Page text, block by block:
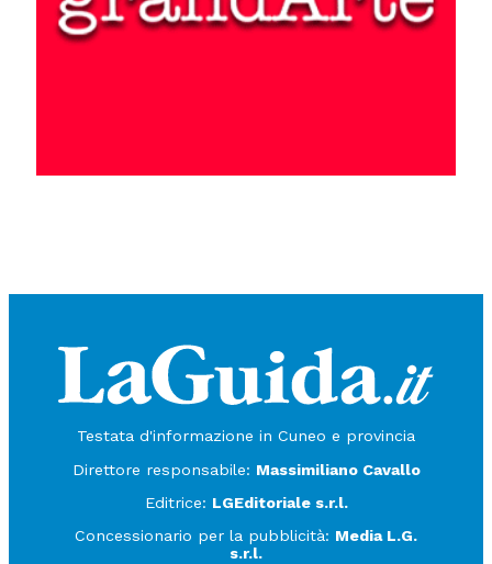
Testata d'informazione in Cuneo e provincia
Direttore responsabile: Massimiliano Cavallo
Editrice: LGEditoriale s.r.l.
Concessionario per la pubblicità: Media L.G.
s.r.l.